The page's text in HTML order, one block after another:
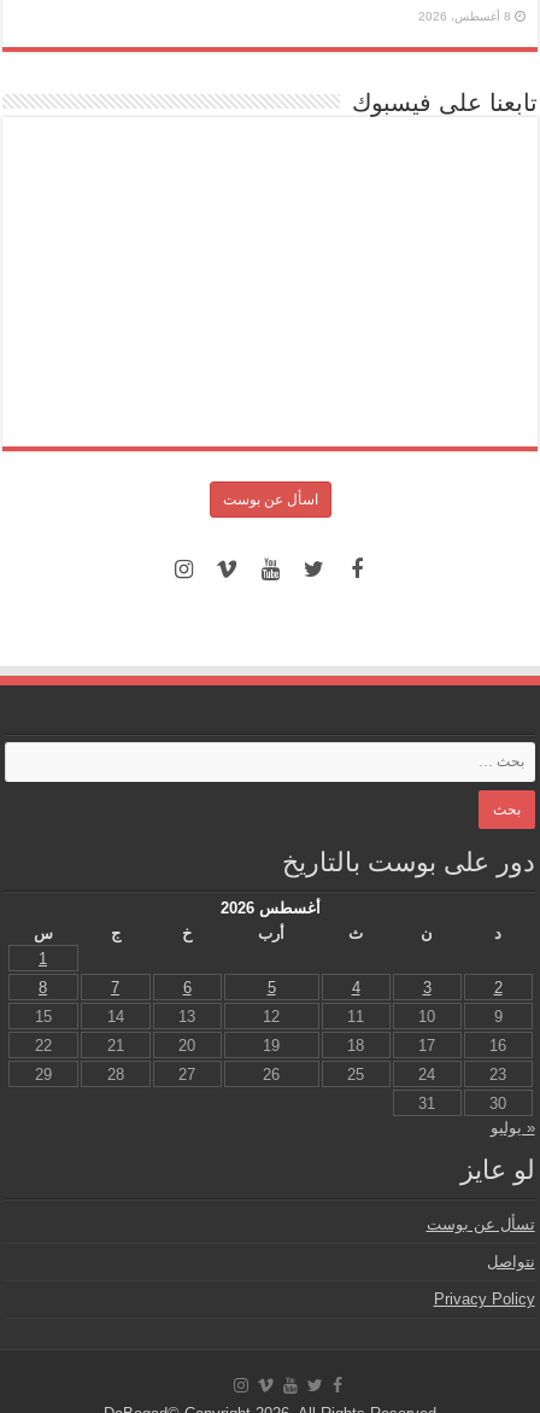
8 أغسطس، 2026
تابعنا على فيسبوك
اسأل عن بوست
دور على بوست بالتاريخ
أغسطس 2026
د
ن ث أرب خ ج
س
1
2
3
4
5
6
7
8
9
10
11
12
13
14
15
16
17
18
19
20
21
22
23
24
25
26
27
28
29
30
31
« يوليو
لو عايز
تسأل عن بوست
نتواصل
Privacy Policy